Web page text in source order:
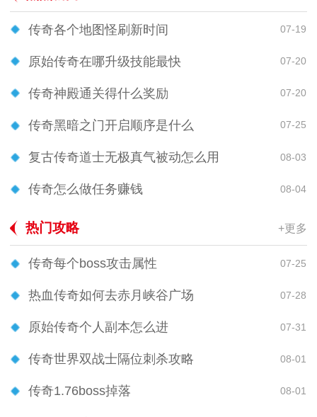
传奇各个地图怪刷新时间 07-19
原始传奇在哪升级技能最快 07-20
传奇神殿通关得什么奖励 07-20
传奇黑暗之门开启顺序是什么 07-25
复古传奇道士无极真气被动怎么用 08-03
传奇怎么做任务赚钱 08-04
热门攻略 +更多
传奇每个boss攻击属性 07-25
热血传奇如何去赤月峡谷广场 07-28
原始传奇个人副本怎么进 07-31
传奇世界双战士隔位刺杀攻略 08-01
传奇1.76boss掉落 08-01